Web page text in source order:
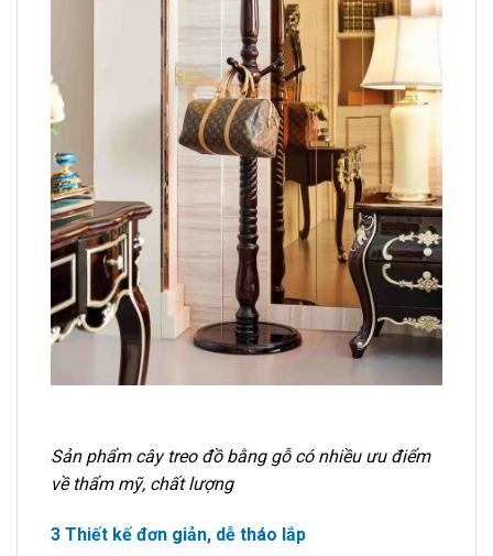
Sản phẩm cây treo đồ bằng gỗ có nhiều ưu điểm
về thẩm mỹ, chất lượng
3 Thiết kế đơn giản, dễ tháo lắp